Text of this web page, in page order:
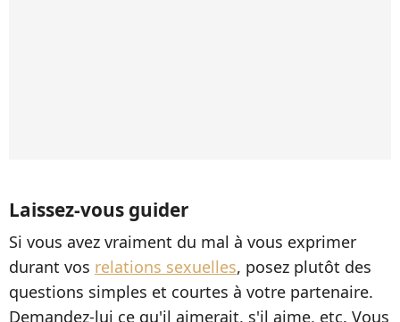
Laissez-vous guider
Si vous avez vraiment du mal à vous exprimer
durant vos relations sexuelles, posez plutôt des
questions simples et courtes à votre partenaire.
Demandez-lui ce qu'il aimerait, s'il aime, etc. Vous